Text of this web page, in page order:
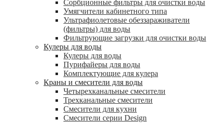
Сорбционные фильтры для очистки воды
Умягчители кабинетного типа
Ультрафиолетовые обеззараживатели
(фильтры) для воды
Фильтрующие загрузки для очистки воды
Кулеры для воды
Кулеры для воды
Пурифайеры для воды
Комплектующие для кулера
Краны и смесители для воды
Четырехканальные смесители
Трехканальные смесители
Смесители для кухни
Смесители серии Design